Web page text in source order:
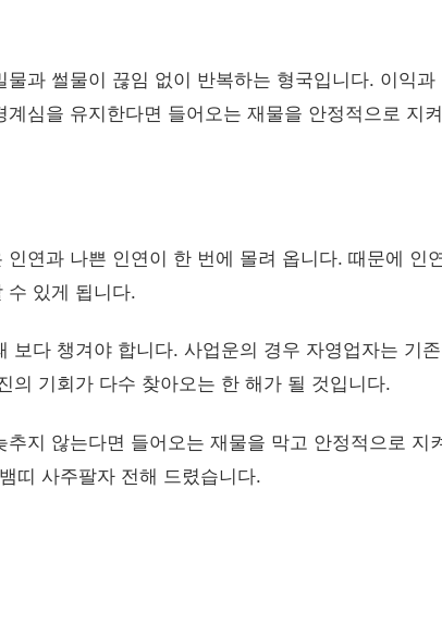
과 썰물이 끊임 없이 반복하는 형국입니다. 이익과
심을 유지한다면 들어오는 재물을 안정적으로 지
연과 나쁜 인연이 한 번에 몰려 옵니다. 때문에 인
수 있게 됩니다.
다 챙겨야 합니다. 사업운의 경우 자영업자는 기
의 기회가 다수 찾아오는 한 해가 될 것입니다.
지 않는다면 들어오는 재물을 막고 안정적으로 지
띠 사주팔자 전해 드렸습니다.